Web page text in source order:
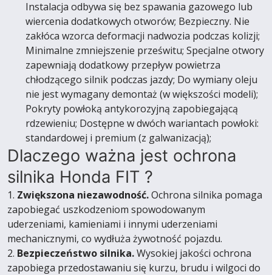
Instalacja odbywa się bez spawania gazowego lub
wiercenia dodatkowych otworów; Bezpieczny. Nie
zakłóca wzorca deformacji nadwozia podczas kolizji;
Minimalne zmniejszenie prześwitu; Specjalne otwory
zapewniają dodatkowy przepływ powietrza
chłodzącego silnik podczas jazdy; Do wymiany oleju
nie jest wymagany demontaż (w większości modeli);
Pokryty powłoką antykorozyjną zapobiegającą
rdzewieniu; Dostępne w dwóch wariantach powłoki:
standardowej i premium (z galwanizacją);
Dlaczego ważna jest ochrona
silnika Honda FIT ?
1. Zwiększona niezawodność.Ochrona silnika pomaga
zapobiegać uszkodzeniom spowodowanym
uderzeniami, kamieniami i innymi uderzeniami
mechanicznymi, co wydłuża żywotność pojazdu.
2. Bezpieczeństwo silnika.Wysokiej jakości ochrona
zapobiega przedostawaniu się kurzu, brudu i wilgoci do